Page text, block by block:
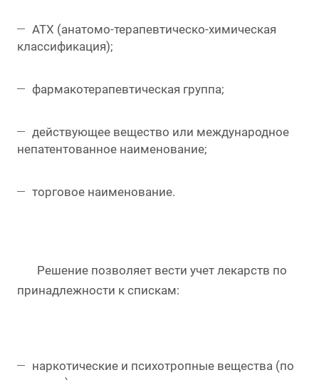
АТХ (анатомо-терапевтическо-химическая
классификация);
фармакотерапевтическая группа;
действующее вещество или международное
непатентованное наименование;
торговое наименование.
Решение позволяет вести учет лекарств по
принадлежности к спискам:
наркотические и психотропные вещества (по